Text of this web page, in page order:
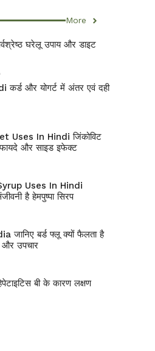
More
घरेलू उपाय और डाइट
और योगर्ट में अंतर एवं दही
Uses In Hindi जिंकोविट
और साइड इफेक्ट
Uses In Hindi
है हेमपुष्पा सिरप
जानिए बर्ड फ्लू क्यों फैलता है
और उपचार
बी के कारण लक्षण